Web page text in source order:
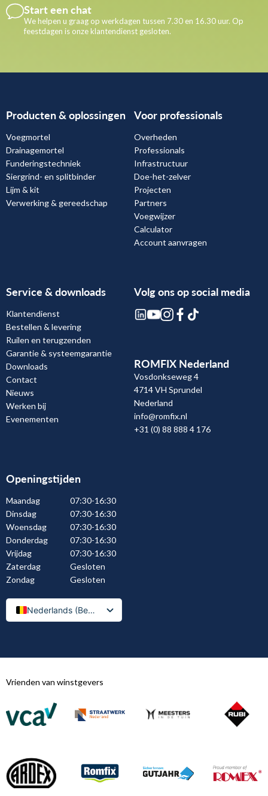
Start een chat
We helpen u graag op werkdagen tussen 7.30 en 16.30 uur. Op
feestdagen is onze klantendienst gesloten.
Producten & oplossingen
Voegmortel
Drainagemortel
Funderingstechniek
Siergrind- en splitbinder
Lijm & kit
Verwerking & gereedschap
Voor professionals
Overheden
Professionals
Infrastructuur
Doe-het-zelver
Projecten
Partners
Voegwijzer
Calculator
Account aanvragen
Service & downloads
Klantendienst
Bestellen & levering
Ruilen en terugzenden
Garantie & systeemgarantie
Downloads
Contact
Nieuws
Werken bij
Evenementen
Volg ons op social media
ROMFIX Nederland
Vosdonkseweg 4
4714 VH Sprundel
Nederland
info@romfix.nl
+31 (0) 88 888 4 176
Openingstijden
Maandag
07:30-16:30
Dinsdag
07:30-16:30
Woensdag
07:30-16:30
Donderdag
07:30-16:30
Vrijdag
07:30-16:30
Zaterdag
Gesloten
Zondag
Gesloten
Nederlands (België)
Vrienden van winstgevers